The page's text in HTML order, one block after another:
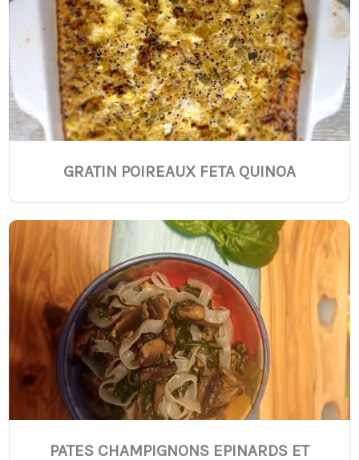
GRATIN POIREAUX FETA QUINOA
PATES CHAMPIGNONS EPINARDS ET